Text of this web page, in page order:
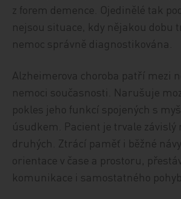
z forem demence. Ojedinělé tak
nejsou situace, kdy nějakou dobu
nemoc správně diagnostikována.
Alzheimerova choroba patří mezi
nemoci současnosti. Narušuje
pokles jeho funkcí spojených s
úsudkem. Pacient je trvale závislý
druhých. Ztrácí paměť i běžné
orientace v čase a prostoru,
komunikace i samostatného